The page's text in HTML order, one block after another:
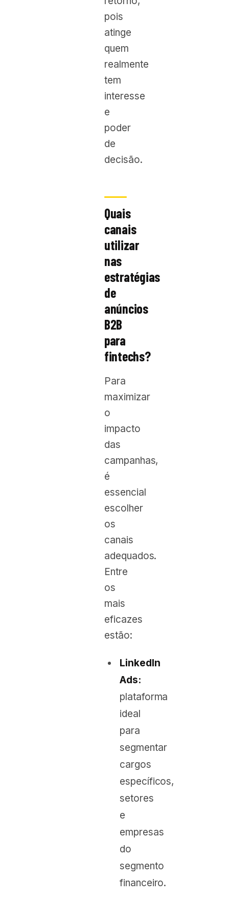
pois
atinge
quem
realmente
tem
interesse
e
poder
de
decisão.
Quais
canais
utilizar
nas
estratégias
de
anúncios
B2B
para
fintechs?
Para
maximizar
o
impacto
das
campanhas,
é
essencial
escolher
os
canais
adequados.
Entre
os
mais
eficazes
estão:
LinkedIn
Ads:
plataforma
ideal
para
segmentar
cargos
específicos,
setores
e
empresas
do
segmento
financeiro.